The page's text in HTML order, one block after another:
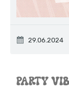
29.06.2024